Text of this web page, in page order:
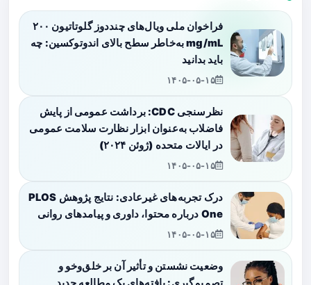
فراخوان ملی ویال‌های چنددوز گلوتاتیون ۲۰۰
mg/mL به‌خاطر سطح بالای اندوتوکسین: چه
باید بدانید
۱۴۰۵-۰۵-۱۵
نظرسنجی CDC: برداشت عمومی از پایش
فاضلاب به‌عنوان ابزار نظارت سلامت عمومی
در ایالات متحده (ژوئن ۲۰۲۴)
۱۴۰۵-۰۵-۱۵
درک تجربه‌های غیرعادی: نتایج پژوهش PLOS
One درباره محتوا، داوری و پیامدهای روانی
۱۴۰۵-۰۵-۱۵
وضعیت نشستن و تأثیر آن بر خلق‌وخو و